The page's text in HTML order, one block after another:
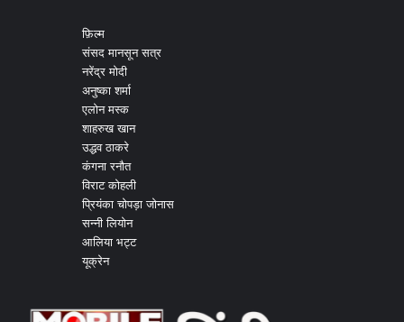
फ़िल्म
संसद मानसून सत्र
नरेंद्र मोदी
अनुष्का शर्मा
एलोन मस्क
शाहरुख खान
उद्धव ठाकरे
कंगना रनौत
विराट कोहली
प्रियंका चोपड़ा जोनास
सन्नी लियोन
आलिया भट्ट
यूक्रेन